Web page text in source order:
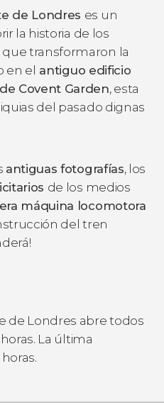
de Londres es un
la historia de los
transformaron la
en el antiguo edificio
Covent Garden, esta
del pasado dignas
antiguas fotografías, los
de los medios
máquina locomotora
del tren
de Londres abre todos
horas. La última
horas.